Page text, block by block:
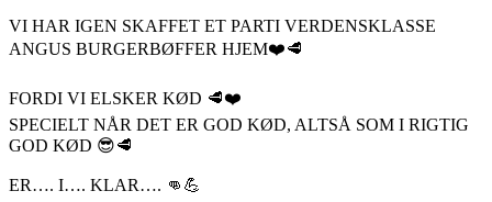
VI HAR IGEN SKAFFET ET PARTI VERDENSKLASSE
ANGUS BURGERBØFFER HJEM❤️🥩
FORDI VI ELSKER KØD 🥩❤️
SPECIELT NÅR DET ER GOD KØD, ALTSÅ SOM I RIGTIG
GOD KØD 😎🥩
ER…. I…. KLAR…. 👊💪